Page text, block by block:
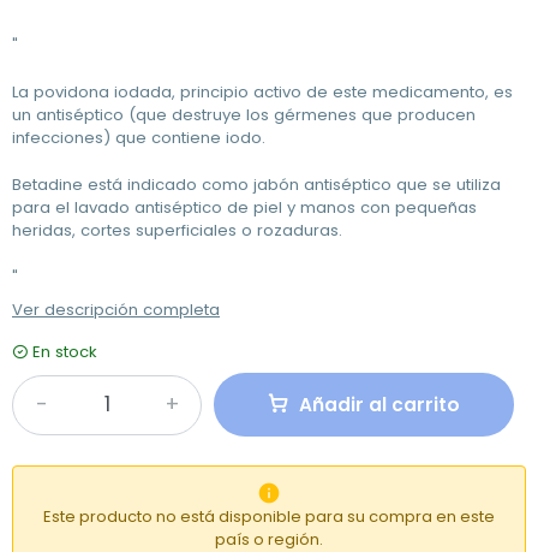
"
La povidona iodada, principio activo de este medicamento, es
un antiséptico (que destruye los gérmenes que producen
infecciones) que contiene iodo.
Betadine está indicado como jabón antiséptico que se utiliza
para el lavado antiséptico de piel y manos con pequeñas
heridas, cortes superficiales o rozaduras.
"
Ver descripción completa
En stock
Añadir al carrito

Este producto no está disponible para su compra en este
país o región.